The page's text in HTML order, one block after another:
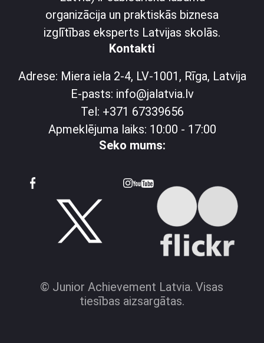
organizācija un praktiskās biznesa
izglītības eksperts Latvijas skolās.
Kontakti
Adrese: Miera iela 2-4, LV-1001, Rīga, Latvija
E-pasts: info@jalatvia.lv
Tel: +371 67339656
Apmeklējuma laiks: 10:00 - 17:00
Seko mums:
© Junior Achievement Latvia. Visas
tiesības aizsargātas.